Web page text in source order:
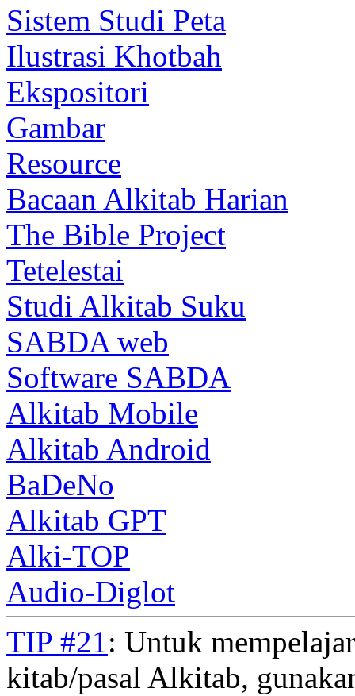
Sistem Studi Peta
Ilustrasi Khotbah
Ekspositori
Gambar
Resource
Bacaan Alkitab Harian
The Bible Project
Tetelestai
Studi Alkitab Suku
SABDA web
Software SABDA
Alkitab Mobile
Alkitab Android
BaDeNo
Alkitab GPT
Alki-TOP
Audio-Diglot
TIP #21: Untuk
kitab/pasal Alkitab,